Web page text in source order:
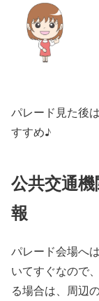
パレード見た後
すすめ♪
公共交通
報
パレード会場へ
いてすぐなので
る場合は、周辺